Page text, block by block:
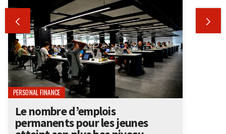
 
PERSONAL FINANCE
Le nombre d’emplois
permanents pour les jeunes